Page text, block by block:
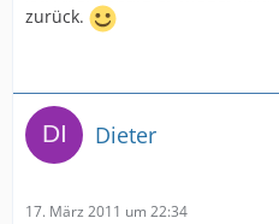
zurück.
Dieter
17. März 2011 um 22:34